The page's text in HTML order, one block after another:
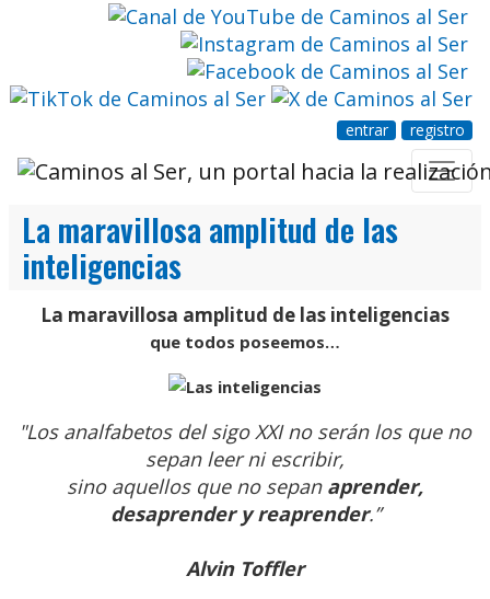
entrar registro
La maravillosa amplitud de las
inteligencias
La maravillosa amplitud de las inteligencias
que todos poseemos…
"Los analfabetos del sigo XXI no serán los que no
sepan leer ni escribir,
sino aquellos que no sepan aprender,
desaprender y reaprender.”
Alvin Toffler